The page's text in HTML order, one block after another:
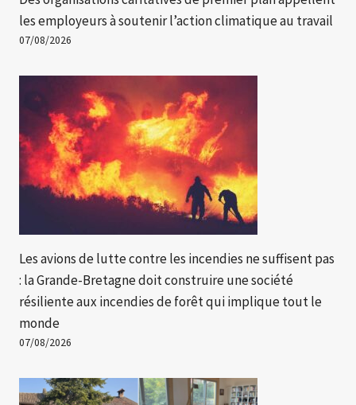
les employeurs à soutenir l’action climatique au travail
07/08/2026
Les avions de lutte contre les incendies ne suffisent pas
: la Grande-Bretagne doit construire une société
résiliente aux incendies de forêt qui implique tout le
monde
07/08/2026